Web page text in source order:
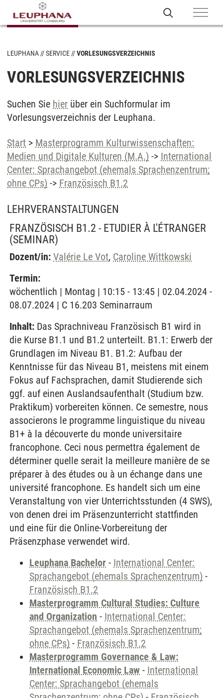
LEUPHANA SERVICE VORLESUNGSVERZEICHNIS
VORLESUNGSVERZEICHNIS
Suchen Sie hier über ein Suchformular im
Vorlesungsverzeichnis der Leuphana.
Start > Masterprogramm Kulturwissenschaften:
Medien und Digitale Kulturen (M.A.) -> International
Center: Sprachangebot (ehemals Sprachenzentrum;
ohne CPs) -> Französisch B1.2
LEHRVERANSTALTUNGEN
FRANZÖSISCH B1.2 - ETUDIER À L'ÉTRANGER
(SEMINAR)
Dozent/in: Valérie Le Vot, Caroline Wittkowski
Termin:
wöchentlich | Montag | 10:15 - 13:45 | 02.04.2024 -
08.07.2024 | C 16.203 Seminarraum
Inhalt: Das Sprachniveau Französisch B1 wird in
die Kurse B1.1 und B1.2 unterteilt. B1.1: Erwerb der
Grundlagen im Niveau B1. B1.2: Aufbau der
Kenntnisse für das Niveau B1, meistens mit einem
Fokus auf Fachsprachen, damit Studierende sich
ggf. auf einen Auslandsaufenthalt (Studium bzw.
Praktikum) vorbereiten können. Ce semestre, nous
associerons le programme linguistique du niveau
B1+ à la découverte du monde universitaire
francophone. Ceci nous permettra également de
déterminer quelle serait la meilleure manière de se
préparer à des études ou à un échange dans une
université francophone. Es handelt sich um eine
Veranstaltung von vier Unterrichtsstunden (4 SWS),
von denen drei im Präsenzunterricht stattfinden
und eine für die Online-Vorbereitung der
Präsenzphase verwendet wird.
Leuphana Bachelor - International Center:
Sprachangebot (ehemals Sprachenzentrum) -
Französisch B1.2
Masterprogramm Cultural Studies: Culture
and Organization - International Center:
Sprachangebot (ehemals Sprachenzentrum;
ohne CPs) - Französisch B1.2
Masterprogramm Governance & Law:
International Economic Law - International
Center: Sprachangebot (ehemals